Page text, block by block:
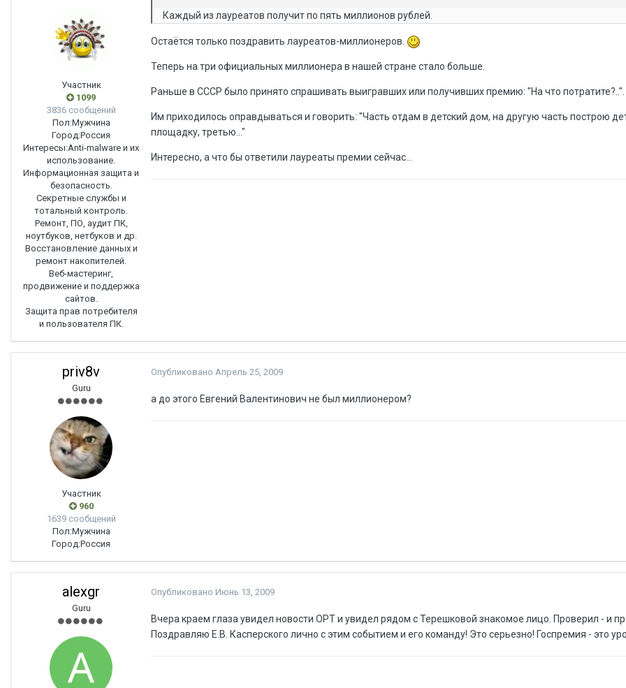
Участник
1099
3836 сообщений
Пол:Мужчина
Город:Россия
Интересы:Anti-malware и их
использование.
Информационная защита и
безопасность.
Секретные службы и
тотальный контроль.
Ремонт, ПО, аудит ПК,
ноутбуков, нетбуков и др.
Восстановление данных и
ремонт накопителей.
Веб-мастеринг,
продвижение и поддержка
сайтов.
Защита прав потребителя
и пользователя ПК.
Каждый из лауреатов получит по пять миллионов рублей.
Остаётся только поздравить лауреатов-миллионеров.
Теперь на три официальных миллионера в нашей стране стало больше.
Раньше в СССР было принято спрашивать выигравших или получивших премию: "На что потратите?..".
Им приходилось оправдываться и говорить: "Часть отдам в детский дом, на другую часть построю
площадку, третью..."
Интересно, а что бы ответили лауреаты премии сейчас...
priv8v
Guru
Участник
960
1639 сообщений
Пол:Мужчина
Город:Россия
Опубликовано Апрель 25, 2009
а до этого Евгений Валентинович не был миллионером?
alexgr
Guru
Опубликовано Июнь 13, 2009
Вчера краем глаза увидел новости ОРТ и увидел рядом с Терешковой знакомое лицо. Проверил - и
Поздравляю Е.В. Касперского лично с этим событием и его команду! Это серьезно! Госпремия - это